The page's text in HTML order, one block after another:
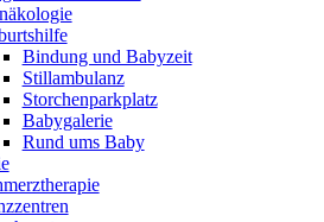
Bindung und Babyzeit
Stillambulanz
Storchenparkplatz
Babygalerie
Rund ums Baby